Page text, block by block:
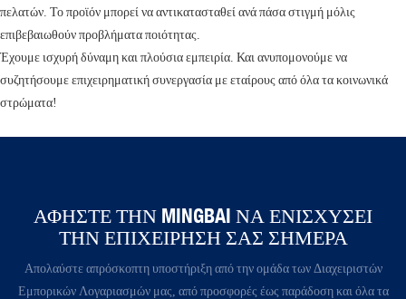
πελατών. Το προϊόν μπορεί να αντικατασταθεί ανά πάσα στιγμή μόλις
επιβεβαιωθούν προβλήματα ποιότητας.
Έχουμε ισχυρή δύναμη και πλούσια εμπειρία. Και ανυπομονούμε να
συζητήσουμε επιχειρηματική συνεργασία με εταίρους από όλα τα κοινωνικά
στρώματα!
ΑΦΉΣΤΕ ΤΗΝ MINGBAI ΝΑ ΕΝΙΣΧΎΣΕΙ
ΤΗΝ ΕΠΙΧΕΊΡΗΣΉ ΣΑΣ ΣΉΜΕΡΑ​​​​​​​​
Απολαύστε απρόσκοπτη υποστήριξη από την ομάδα των Διαχειριστών
Εμπορικών Λογαριασμών μας, από προσφορές έως παράδοση και όλα τα